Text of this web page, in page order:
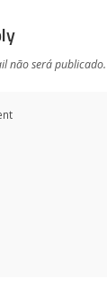
não será publicado.